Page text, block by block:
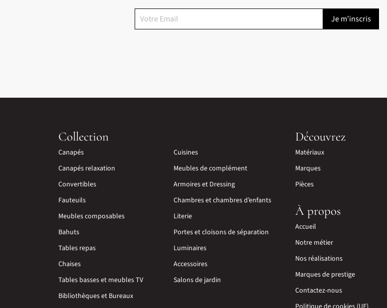
Collection
Canapés
Canapés relaxation
Convertibles
Fauteuils
Meubles composables
Bahuts
Tables repas
Chaises
Tables basses et meubles TV
Bibliothèques et Bureaux
Cuisines
Meubles de complément
Armoires et Dressing
Chambres et chambres d’enfants
Literie
Portes et cloisons de séparation
Luminaires
Accessoires
Salons de jardin
Découvrez
Matériaux
Marques
Pièces
À propos
Accueil
Notre métier
Nos réalisations
Marques de prestige
Contactez-nous